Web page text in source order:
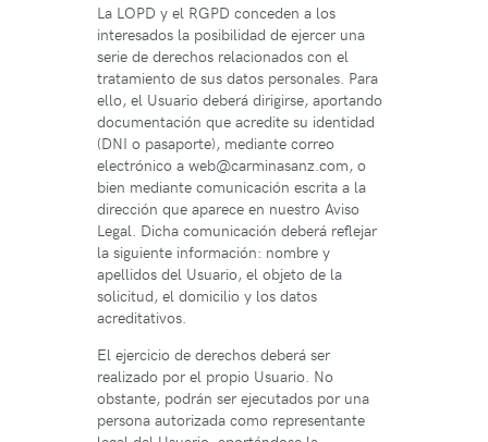
La LOPD y el RGPD conceden a los
interesados la posibilidad de ejercer una
serie de derechos relacionados con el
tratamiento de sus datos personales. Para
ello, el Usuario deberá dirigirse, aportando
documentación que acredite su identidad
(DNI o pasaporte), mediante correo
electrónico a web@carminasanz.com, o
bien mediante comunicación escrita a la
dirección que aparece en nuestro Aviso
Legal. Dicha comunicación deberá reflejar
la siguiente información: nombre y
apellidos del Usuario, el objeto de la
solicitud, el domicilio y los datos
acreditativos.
El ejercicio de derechos deberá ser
realizado por el propio Usuario. No
obstante, podrán ser ejecutados por una
persona autorizada como representante